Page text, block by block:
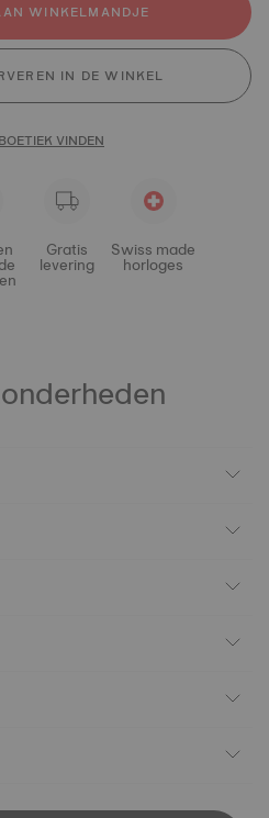
WINKELMANDJE
IN DE WINKEL
VINDEN
Gratis
levering
Swiss made
horloges